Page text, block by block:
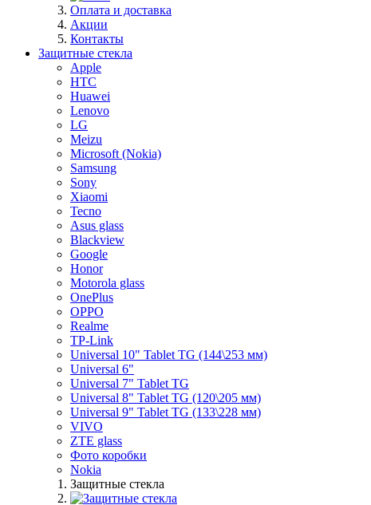
Оплата и доставка
Акции
Контакты
Защитные стекла
Apple
HTC
Huawei
Lenovo
LG
Meizu
Microsoft (Nokia)
Samsung
Sony
Xiaomi
Tecno
Asus glass
Blackview
Google
Honor
Motorola glass
OnePlus
OPPO
Realme
TP-Link
Universal 10" Tablet TG (144\253 мм)
Universal 6"
Universal 7" Tablet TG
Universal 8" Tablet TG (120\205 мм)
Universal 9" Tablet TG (133\228 мм)
VIVO
ZTE glass
Фото коробки
Nokia
Защитные стекла